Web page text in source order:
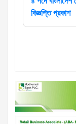
বিজ্ঞপ্তি প্রকাশ